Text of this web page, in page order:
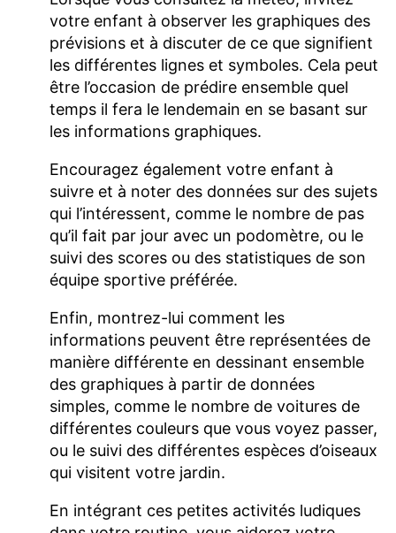
votre enfant à observer les graphiques des
prévisions et à discuter de ce que signifient
les différentes lignes et symboles. Cela peut
être l’occasion de prédire ensemble quel
temps il fera le lendemain en se basant sur
les informations graphiques.
Encouragez également votre enfant à
suivre et à noter des données sur des sujets
qui l’intéressent, comme le nombre de pas
qu’il fait par jour avec un podomètre, ou le
suivi des scores ou des statistiques de son
équipe sportive préférée.
Enfin, montrez-lui comment les
informations peuvent être représentées de
manière différente en dessinant ensemble
des graphiques à partir de données
simples, comme le nombre de voitures de
différentes couleurs que vous voyez passer,
ou le suivi des différentes espèces d’oiseaux
qui visitent votre jardin.
En intégrant ces petites activités ludiques